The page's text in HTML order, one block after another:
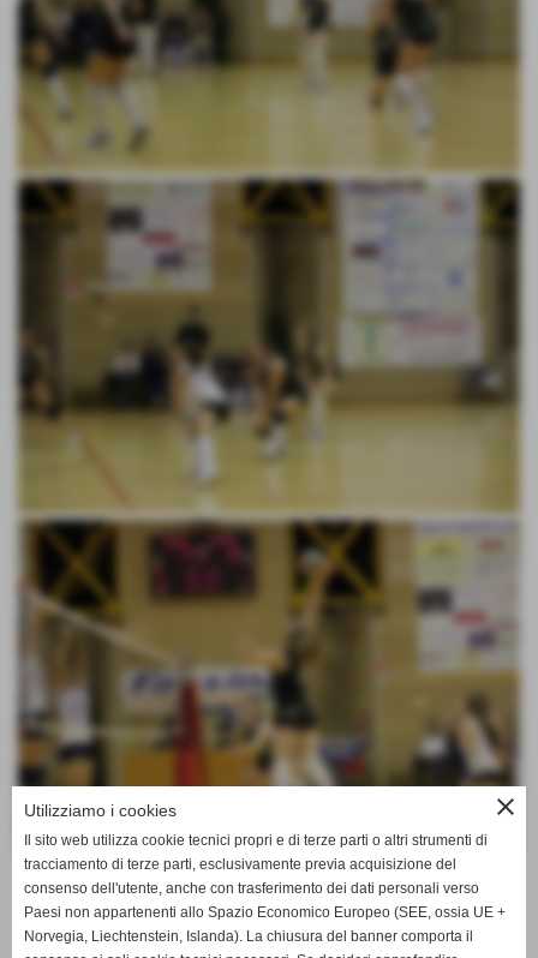
altre pagine
close
Utilizziamo i cookies
Il sito web utilizza cookie tecnici propri e di terze parti o altri strumenti di
tracciamento di terze parti, esclusivamente previa acquisizione del
consenso dell'utente, anche con trasferimento dei dati personali verso
Paesi non appartenenti allo Spazio Economico Europeo (SEE, ossia UE +
Norvegia, Liechtenstein, Islanda). La chiusura del banner comporta il